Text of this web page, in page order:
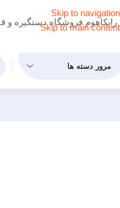
Skip to navigation
Skip to main content
رایکاهوم فروشگاه دستگیره و
مرور دسته ها